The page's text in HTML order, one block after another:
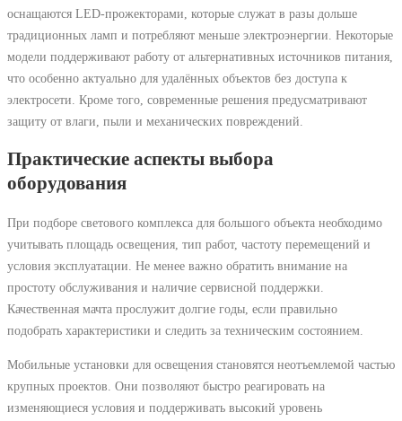
оснащаются LED-прожекторами, которые служат в разы дольше
традиционных ламп и потребляют меньше электроэнергии. Некоторые
модели поддерживают работу от альтернативных источников питания,
что особенно актуально для удалённых объектов без доступа к
электросети. Кроме того, современные решения предусматривают
защиту от влаги, пыли и механических повреждений.
Практические аспекты выбора
оборудования
При подборе светового комплекса для большого объекта необходимо
учитывать площадь освещения, тип работ, частоту перемещений и
условия эксплуатации. Не менее важно обратить внимание на
простоту обслуживания и наличие сервисной поддержки.
Качественная мачта прослужит долгие годы, если правильно
подобрать характеристики и следить за техническим состоянием.
Мобильные установки для освещения становятся неотъемлемой частью
крупных проектов. Они позволяют быстро реагировать на
изменяющиеся условия и поддерживать высокий уровень